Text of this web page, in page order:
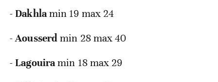
-Dakhlamin 19 max 24
-Aousserdmin 28 max 40
-Lagouiramin 18 max 29